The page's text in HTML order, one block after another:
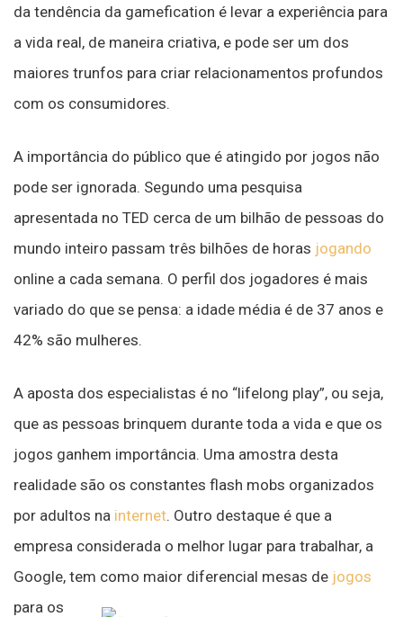
da tendência da gamefication é levar a experiência para
a vida real, de maneira criativa, e pode ser um dos
maiores trunfos para criar relacionamentos profundos
com os consumidores.
A importância do público que é atingido por jogos não
pode ser ignorada. Segundo uma pesquisa
apresentada no TED cerca de um bilhão de pessoas do
mundo inteiro passam três bilhões de horas jogando
online a cada semana. O perfil dos jogadores é mais
variado do que se pensa: a idade média é de 37 anos e
42% são mulheres.
A aposta dos especialistas é no “lifelong play”, ou seja,
que as pessoas brinquem durante toda a vida e que os
jogos ganhem importância. Uma amostra desta
realidade são os constantes flash mobs organizados
por adultos na internet. Outro destaque é que a
empresa considerada o melhor lugar para trabalhar, a
Google, tem como maior diferencial mesas de jogos
para os